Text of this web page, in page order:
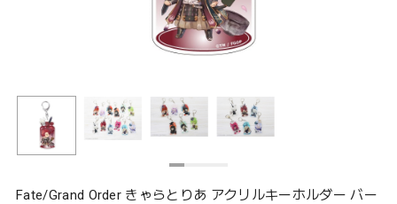
Fate/Grand Order きゃらとりあ アクリルキーホルダー バー